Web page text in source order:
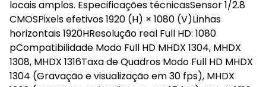
locais amplos. Especificações técnicasSensor 1/2.8
CMOSPixels efetivos 1920 (H) × 1080 (V)Linhas
horizontais 1920HResolução real Full HD: 1080
pCompatibilidade Modo Full HD MHDX 1304, MHDX
1308, MHDX 1316Taxa de Quadros Modo Full HD MHDX
1304 (Gravação e visualização em 30 fps), MHDX